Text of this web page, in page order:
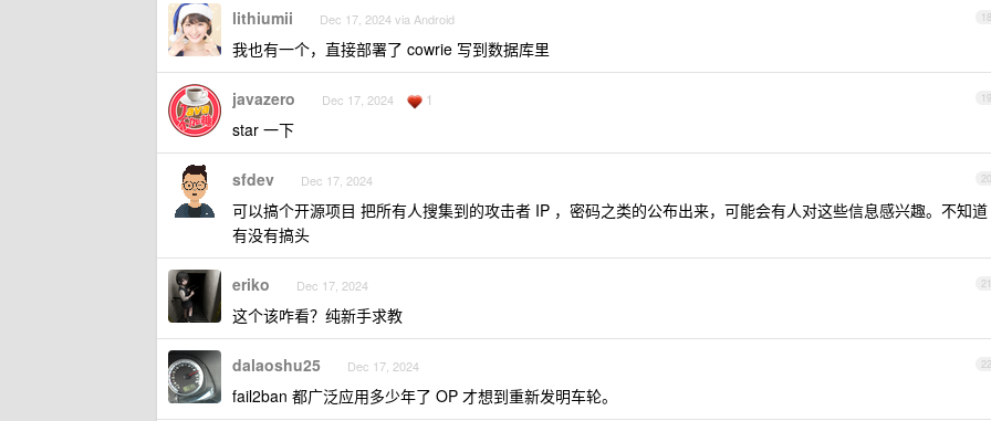
18
lithiumii Dec 17, 2024 via Android
我也有一个，直接部署了 cowrie 写到数据库里
19
javazero Dec 17, 2024 1
star 一下
20
sfdev Dec 17, 2024
可以搞个开源项目 把所有人搜集到的攻击者 IP ，密码之类的公布出来，可能会有人对这些信息感兴趣。不知道
有没有搞头
21
eriko Dec 17, 2024
这个该咋看？纯新手求教
22
dalaoshu25 Dec 17, 2024
fail2ban 都广泛应用多少年了 OP 才想到重新发明车轮。